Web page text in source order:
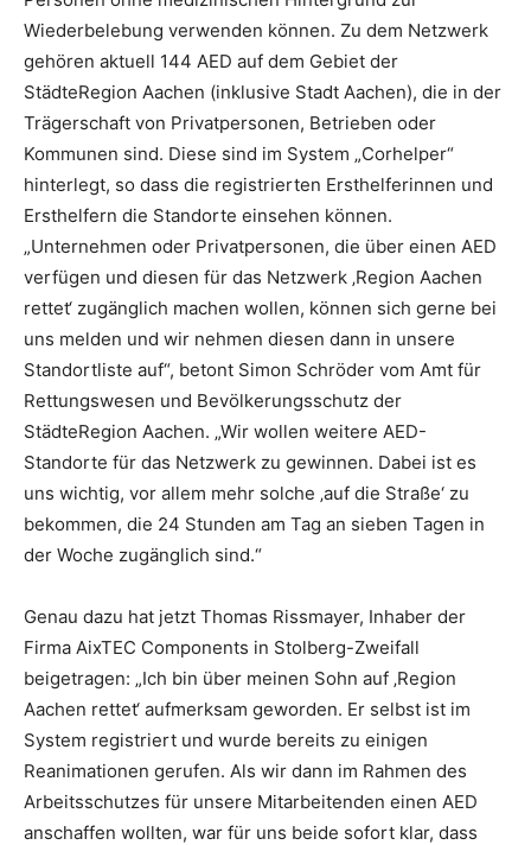
Wiederbelebung verwenden können. Zu dem Netzwerk
gehören aktuell 144 AED auf dem Gebiet der
StädteRegion Aachen (inklusive Stadt Aachen), die in der
Trägerschaft von Privatpersonen, Betrieben oder
Kommunen sind. Diese sind im System „Corhelper“
hinterlegt, so dass die registrierten Ersthelferinnen und
Ersthelfern die Standorte einsehen können.
„Unternehmen oder Privatpersonen, die über einen AED
verfügen und diesen für das Netzwerk ‚Region Aachen
rettet‘ zugänglich machen wollen, können sich gerne bei
uns melden und wir nehmen diesen dann in unsere
Standortliste auf“, betont Simon Schröder vom Amt für
Rettungswesen und Bevölkerungsschutz der
StädteRegion Aachen. „Wir wollen weitere AED-
Standorte für das Netzwerk zu gewinnen. Dabei ist es
uns wichtig, vor allem mehr solche ‚auf die Straße‘ zu
bekommen, die 24 Stunden am Tag an sieben Tagen in
der Woche zugänglich sind.“
Genau dazu hat jetzt Thomas Rissmayer, Inhaber der
Firma AixTEC Components in Stolberg-Zweifall
beigetragen: „Ich bin über meinen Sohn auf ‚Region
Aachen rettet‘ aufmerksam geworden. Er selbst ist im
System registriert und wurde bereits zu einigen
Reanimationen gerufen. Als wir dann im Rahmen des
Arbeitsschutzes für unsere Mitarbeitenden einen AED
anschaffen wollten, war für uns beide sofort klar, dass